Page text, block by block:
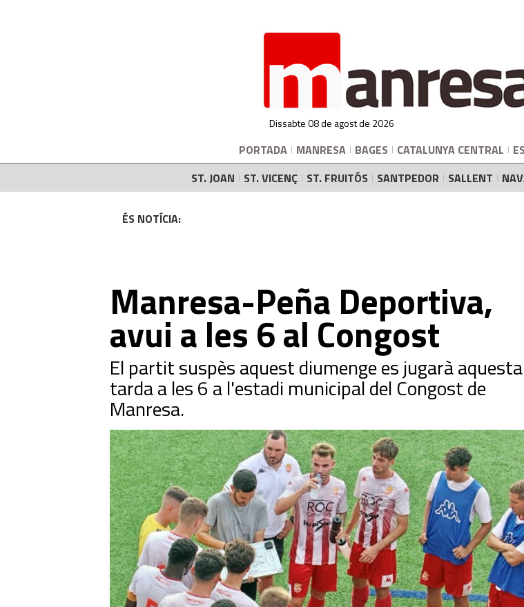
Dissabte 08 de agost de 2026
PORTADA MANRESA BAGES CATALUNYA CENTRAL
ST. JOAN
ST. VICENÇ ST. FRUITÓS SANTPEDOR SALLENT
ÉS NOTÍCIA:
Manresa-Peña Deportiva,
avui a les 6 al Congost
El partit suspès aquest diumenge es jugarà aquesta
tarda a les 6 a l'estadi municipal del Congost de
Manresa.